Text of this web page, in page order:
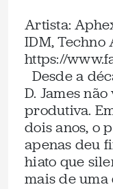
Artista:
IDM, Techno
https://
Desde a
D. James
produtiva.
dois anos, o
apenas deu
hiato que
mais de uma